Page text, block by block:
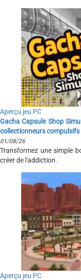
Aperçu jeu PC
Gacha Capsule Shop
collectionneurs compulsifs
01/08/26
Transformez une simple
créer de l'addiction.
Aperçu jeu PC